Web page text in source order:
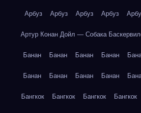
Арбуз Арбуз Арбуз Арбуз
Артур Конан Дойл — Собака
Банан Банан Банан Банан
Банан Банан Банан Банан
Бангкок Бангкок Бангкок Бангкок